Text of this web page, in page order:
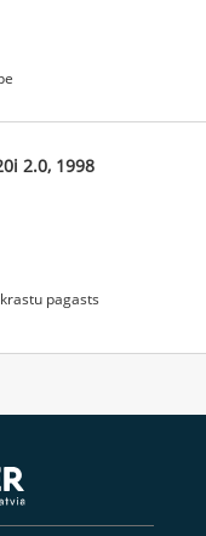
2.0, 1998
pagasts